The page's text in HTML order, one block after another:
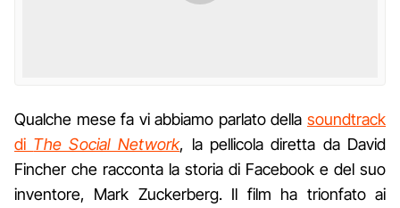
Qualche mese fa vi abbiamo parlato della soundtrack
di The Social Network, la pellicola diretta da David
Fincher che racconta la storia di Facebook e del suo
inventore, Mark Zuckerberg. Il film ha trionfato ai